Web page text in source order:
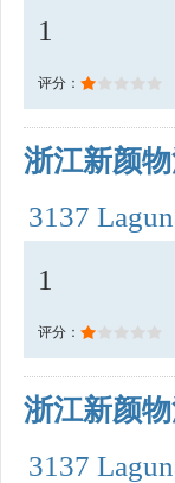
1
评分：
浙江新颜
3137
1
评分：
浙江新颜
3137